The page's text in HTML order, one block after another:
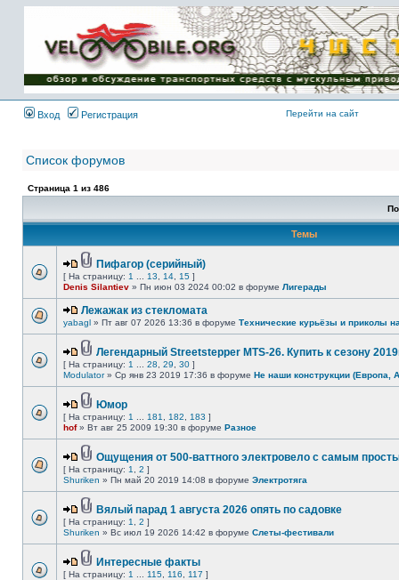
Имя пользователя:
Пароль:
{ LOG_ME_IN_SHORT
}
Вход
Регистрация Перейти на сайт
Список форумов
Страница 1 из 486
Темы
Пифагор (серийный)
[ На страницу: 1 13 14 15 ]
Denis Silantiev » Пн июн 03 2024 00:02 в форуме Лигерады
Лежажак из стекломата
yabagl » Пт авг 07 2026 13:36 в форуме Технические курьёзы и приколы
Легендарный Streetstepper MTS-26. Купить к сезону
[ На страницу: 1 28 29 30 ]
Modulator» Ср янв 23 2019 17:36 в форуме Не наши конструкции (Европа,
Юмор
[ На страницу: 1 181 182 183 ]
hof» Вт авг 25 2009 19:30 в форуме Разное
Ощущения от 500-ваттного электровело с самым
[ На страницу: 1 2 ]
Shuriken » Пн май 20 2019 14:08 в форуме Электротяга
Вялый парад 1 августа 2026 опять по садовке
[ На страницу: 1 2 ]
Shuriken » Вс июл 19 2026 14:42 в форуме Слеты-фестивали
Интересные факты
[ На страницу: 1 115 116 117 ]